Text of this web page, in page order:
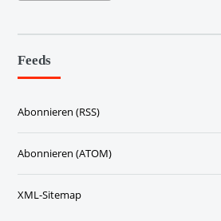
Feeds
Abonnieren (RSS)
Abonnieren (ATOM)
XML-Sitemap